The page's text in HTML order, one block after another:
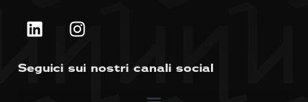
Seguici sui nostri canali social